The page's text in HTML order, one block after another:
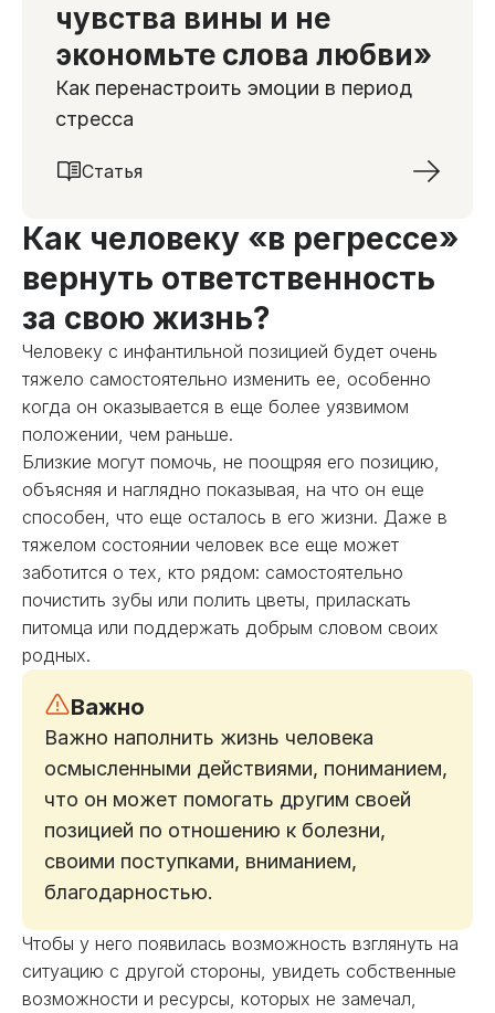
чувства вины и не
экономьте слова любви»
Как перенастроить эмоции в период
стресса
Статья
Как человеку «в регрессе»
вернуть ответственность
за свою жизнь?
Человеку с инфантильной позицией будет очень
тяжело самостоятельно изменить ее, особенно
когда он оказывается в еще более уязвимом
положении, чем раньше.
Близкие могут помочь, не поощряя его позицию,
объясняя и наглядно показывая, на что он еще
способен, что еще осталось в его жизни. Даже в
тяжелом состоянии человек все еще может
заботится о тех, кто рядом: самостоятельно
почистить зубы или полить цветы, приласкать
питомца или поддержать добрым словом своих
родных.
Важно
Важно наполнить жизнь человека
осмысленными действиями, пониманием,
что он может помогать другим своей
позицией по отношению к болезни,
своими поступками, вниманием,
благодарностью.
Чтобы у него появилась возможность взглянуть на
ситуацию с другой стороны, увидеть собственные
возможности и ресурсы, которых не замечал,